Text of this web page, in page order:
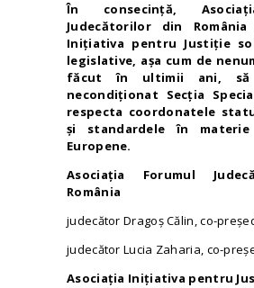
În consecință,
Judecătorilor din
Inițiativa pentru Justiție
legislative, așa cum de
făcut în ultimii ani, să
necondiționat Secția
respecta coordonatele
și standardele în
Europene.
Asociația Forumul
România
judecător Dragoș Călin, co-
judecător Lucia Zaharia, co-
Asociația Inițiativa pentru